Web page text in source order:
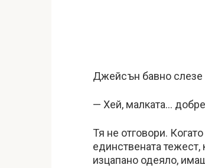
Джейсън бавно слезе
— Хей, малката…
Тя не отговори.
единствената
изцапано одеяло,